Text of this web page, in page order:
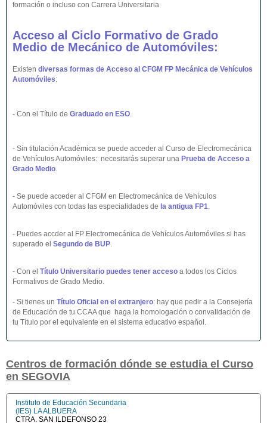
formación o incluso con Carrera Universitaria
Acceso al Ciclo Formativo de Grado
Medio de Mecánico de Automóviles:
Existen diversas formas de Acceso al CFGM FP Mecánica de Vehículos
Automóviles:
- Con el Título de Graduado en ESO.
- Sin titulación Académica se puede acceder al Curso de Electromecánica
de Vehículos Automóviles: necesitarás superar una Prueba de Acceso a
Grado Medio.
- Se puede acceder al CFGM en Electromecánica de Vehículos
Automóviles con todas las especialidades de la antigua FP1.
- Puedes accder al FP Electromecánica de Vehículos Automóviles si has
superado el Segundo de BUP.
- Con el Título Universitario puedes tener acceso a todos los Ciclos
Formativos de Grado Medio.
- Si tienes un Título Oficial en el extranjero: hay que pedir a la Consejería
de Educación de tu CCAA que haga la homologación o convalidación de
tu Título por el equivalente en el sistema educativo español.
Centros de formación dónde se estudia el Curso
en SEGOVIA
Instituto de Educación Secundaria
(IES) LA ALBUERA
CTRA. SAN ILDEFONSO 23